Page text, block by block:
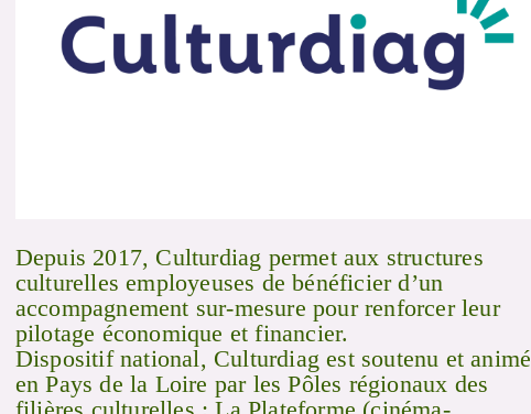
Depuis 2017, Culturdiag permet aux structures
culturelles employeuses de bénéficier d’un
accompagnement sur-mesure pour renforcer leur
pilotage économique et financier.
Dispositif national, Culturdiag est soutenu et animé
en Pays de la Loire par les Pôles régionaux des